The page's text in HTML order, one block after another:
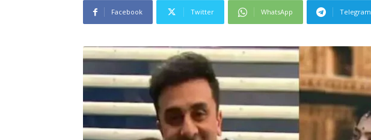
Facebook Twitter WhatsApp Telegram